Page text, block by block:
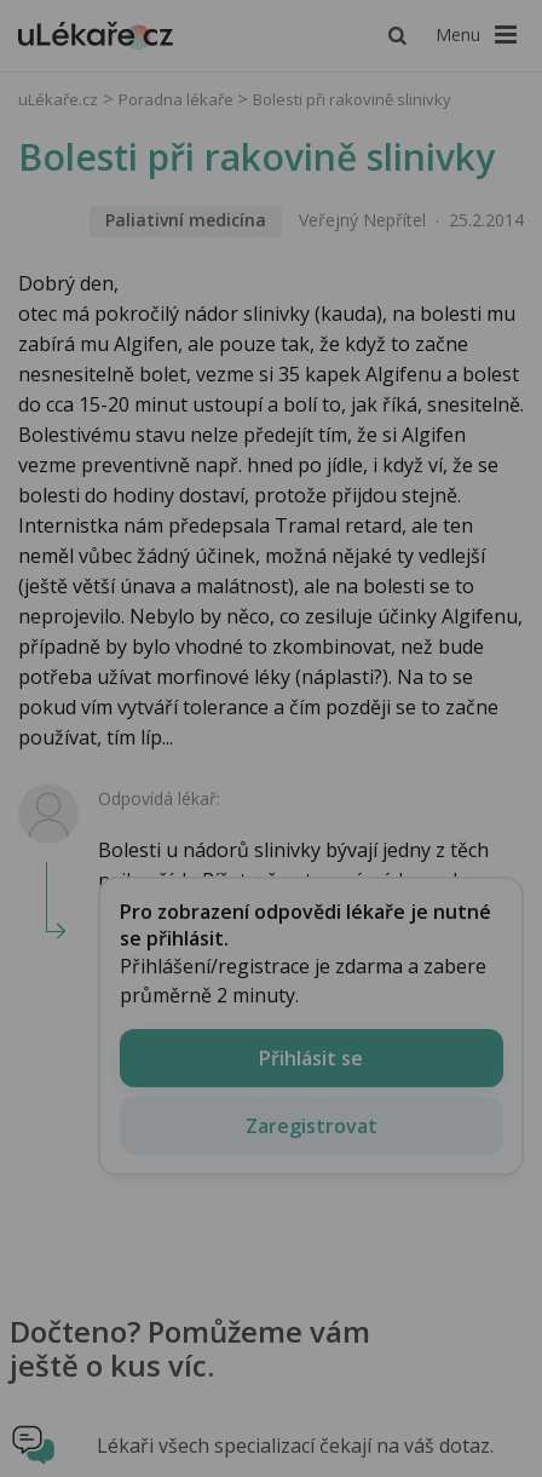
Menu
uLékaře.cz Poradna lékaře Bolesti při rakovině slinivky
Bolesti při rakovině slinivky
Paliativní medicína Veřejný Nepřítel 25.2.2014
Dobrý den,
otec má pokročilý nádor slinivky (kauda), na bolesti mu
zabírá mu Algifen, ale pouze tak, že když to začne
nesnesitelně bolet, vezme si 35 kapek Algifenu a bolest
do cca 15-20 minut ustoupí a bolí to, jak říká, snesitelně.
Bolestivému stavu nelze předejít tím, že si Algifen
vezme preventivně např. hned po jídle, i když ví, že se
bolesti do hodiny dostaví, protože přijdou stejně.
Internistka nám předepsala Tramal retard, ale ten
neměl vůbec žádný účinek, možná nějaké ty vedlejší
(ještě větší únava a malátnost), ale na bolesti se to
neprojevilo. Nebylo by něco, co zesiluje účinky Algifenu,
případně by bylo vhodné to zkombinovat, než bude
potřeba užívat morfinové léky (náplasti?). Na to se
pokud vím vytváří tolerance a čím později se to začne
používat, tím líp...
Odpovídá lékař:
Bolesti u nádorů slinivky bývají jedny z těch
nejhorších. Píšete, že otec má nádor pokro...
Pro zobrazení odpovědi lékaře je nutné
se přihlásit.
Přihlášení/registrace je zdarma a zabere
průměrně 2 minuty.
Přihlásit se
Zaregistrovat
Dočteno? Pomůžeme vám
ještě o kus víc.
Lékaři všech specializací čekají na váš dotaz.